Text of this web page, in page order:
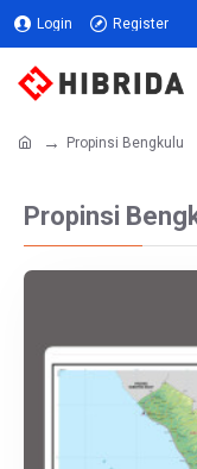
Login Register
Propinsi Bengkulu
Propinsi